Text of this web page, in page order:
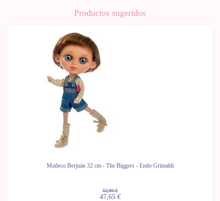
Productos sugeridos
Muñeco Berjuán 32 cm - The Biggers - Endo Grimaldi
52,95 €
47,65 €